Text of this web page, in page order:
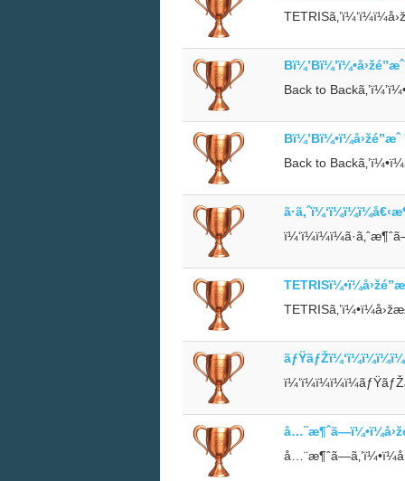
Bï¼’Bï¼’ï¼•å›žé”æˆ
Back to
Bï¼’Bï¼•ï¼å›žé”æˆ
Back to